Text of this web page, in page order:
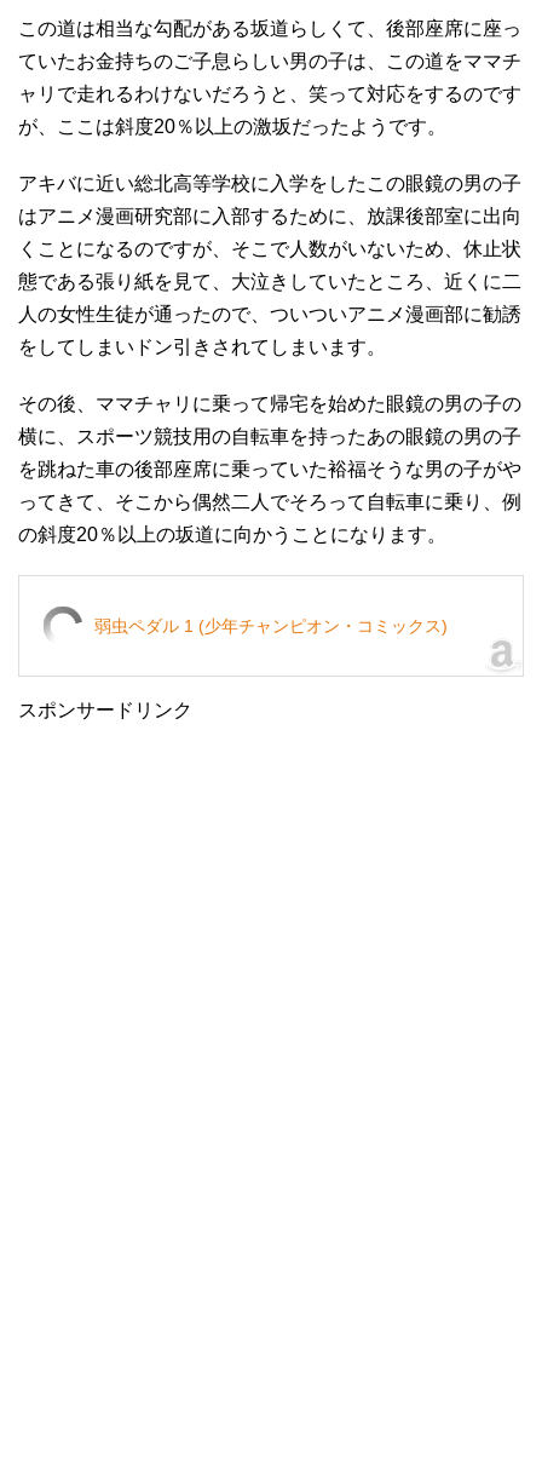
この道は相当な勾配がある坂道らしくて、後部座席に座っ
ていたお金持ちのご子息らしい男の子は、この道をママチ
ャリで走れるわけないだろうと、笑って対応をするのです
が、ここは斜度20％以上の激坂だったようです。
アキバに近い総北高等学校に入学をしたこの眼鏡の男の子
はアニメ漫画研究部に入部するために、放課後部室に出向
くことになるのですが、そこで人数がいないため、休止状
態である張り紙を見て、大泣きしていたところ、近くに二
人の女性生徒が通ったので、ついついアニメ漫画部に勧誘
をしてしまいドン引きされてしまいます。
その後、ママチャリに乗って帰宅を始めた眼鏡の男の子の
横に、スポーツ競技用の自転車を持ったあの眼鏡の男の子
を跳ねた車の後部座席に乗っていた裕福そうな男の子がや
ってきて、そこから偶然二人でそろって自転車に乗り、例
の斜度20％以上の坂道に向かうことになります。
弱虫ペダル 1 (少年チャンピオン・コミックス)
スポンサードリンク